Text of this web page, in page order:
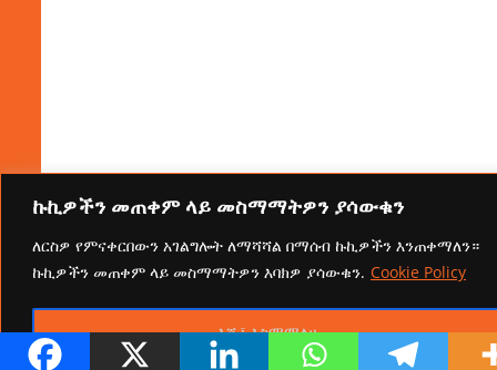
ኩኪዎችን መጠቀም ላይ መስማማትዎን ያሳውቁን
ለርስዎ የምናቀርበውን አገልግሎት ለማሻሻል በማሰብ ኩኪዎችን እንጠቀማለን።
ኩኪዎችን መጠቀም ላይ መስማማትዎን እባክዎ ያሳውቁን. Cookie Policy
እሺ፤ እስማማለሁ